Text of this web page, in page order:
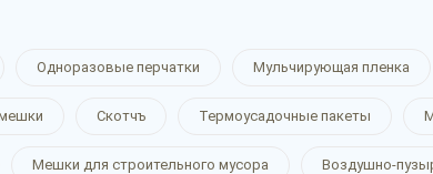
Одноразовые перчатки Мульчирующая пленка
Скотчъ Термоусадочные пакеты
Мешки для строительного мусора Воздушно-